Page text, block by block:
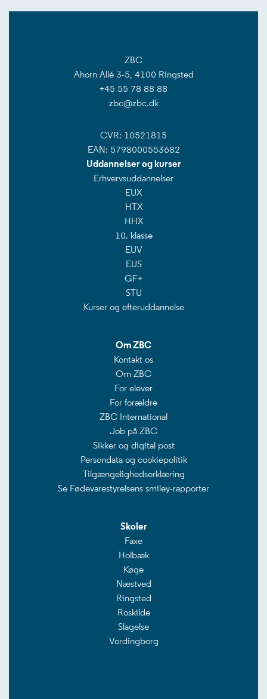
ZBC
Ahorn Allé 3-5, 4100 Ringsted
+45 55 78 88 88
zbc@zbc.dk
CVR: 10521815
EAN: 5798000553682
Uddannelser og kurser
Erhvervsuddannelser
EUX
HTX
HHX
10. klasse
EUV
EUS
GF+
STU
Kurser og efteruddannelse
Om ZBC
Kontakt os
Om ZBC
For elever
For forældre
ZBC International
Job på ZBC
Sikker og digital post
Persondata og cookiepolitik
Tilgængelighedserklæring
Se Fødevarestyrelsens smiley-rapporter
Skoler
Faxe
Holbæk
Køge
Næstved
Ringsted
Roskilde
Slagelse
Vordingborg